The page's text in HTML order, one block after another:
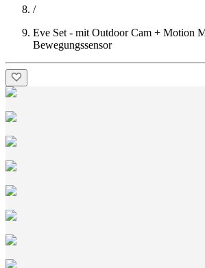
/
Eve Set - mit Outdoor Cam + Motion
Bewegungssensor